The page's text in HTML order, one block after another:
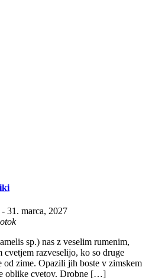
- 31. marca, 2027
sp.) nas z veselim rumenim,
cvetjem razveselijo, ko so druge
od zime. Opazili jih boste v zimskem
oblike cvetov. Drobne […]